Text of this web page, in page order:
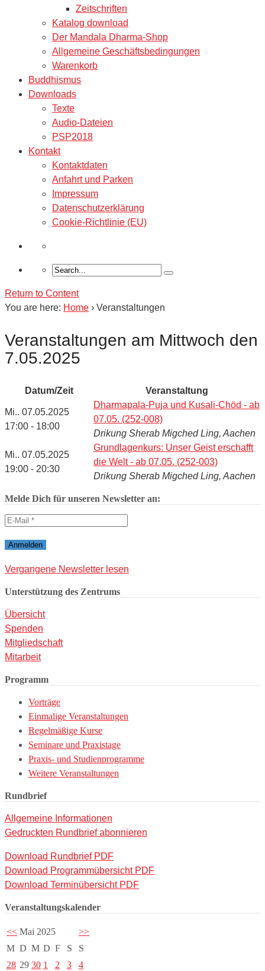
Zeitschriften
Katalog download
Der Mandala Dharma-Shop
Allgemeine Geschäftsbedingungen
Warenkorb
Buddhismus
Downloads
Texte
Audio-Dateien
PSP2018
Kontakt
Kontaktdaten
Anfahrt und Parken
Impressum
Datenschutzerklärung
Cookie-Richtlinie (EU)
Return to Content
You are here: Home › Veranstaltungen
Veranstaltungen am Mittwoch den
7.05.2025
Datum/Zeit Veranstaltung
Mi.. 07.05.2025
17:00 - 18:00
Dharmapala-Puja und Kusali-Chöd - ab
07.05. (252-008)
Drikung Sherab Migched Ling, Aachen
Mi.. 07.05.2025
19:00 - 20:30
Grundlagenkurs: Unser Geist erschafft
die Welt - ab 07.05. (252-003)
Drikung Sherab Migched Ling, Aachen
Melde Dich für unseren Newsletter an:
Vergangene Newsletter lesen
Unterstützung des Zentrums
Übersicht
Spenden
Mitgliedschaft
Mitarbeit
Programm
Vorträge
Einmalige Veranstaltungen
Regelmäßige Kurse
Seminare und Praxistage
Praxis- und Studienprogramme
Weitere Veranstaltungen
Rundbrief
Allgemeine Informationen
Gedruckten Rundbrief abonnieren
Download Rundbrief PDF
Download Programmübersicht PDF
Download Terminübersicht PDF
Veranstaltungskalender
<< Mai 2025
>>
M D M D F S
S
28 29 30 1 2 3 4